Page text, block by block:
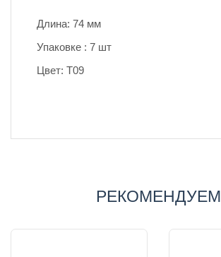
Длина: 74 мм
Упаковке : 7 шт
Цвет: Т09
РЕКОМЕНДУЕМ